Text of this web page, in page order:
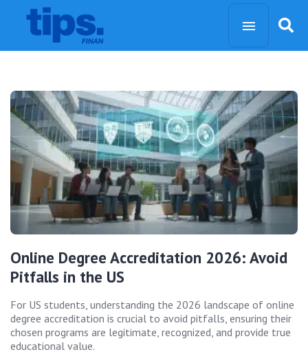
Online Degree Accreditation 2026: Avoid
Pitfalls in the US
For US students, understanding the 2026 landscape of online
degree accreditation is crucial to avoid pitfalls, ensuring their
chosen programs are legitimate, recognized, and provide true
educational value.